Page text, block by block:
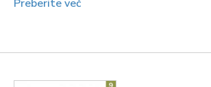
Preberite več